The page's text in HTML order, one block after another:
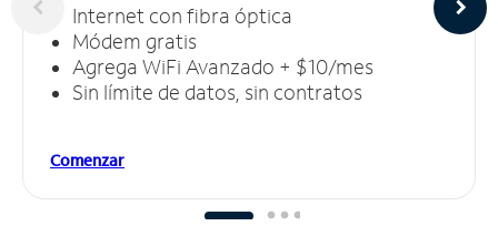
Internet con fibra óptica
Módem gratis
Agrega WiFi Avanzado + $10/mes
Sin límite de datos, sin contratos
Comenzar